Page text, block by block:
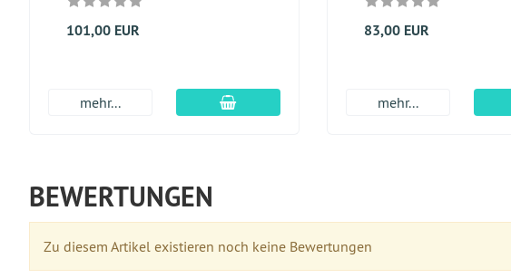
101,00 EUR
mehr... In den Warenkorb
83,00 EUR
mehr...
BEWERTUNGEN
Zu diesem Artikel existieren noch keine Bewertungen